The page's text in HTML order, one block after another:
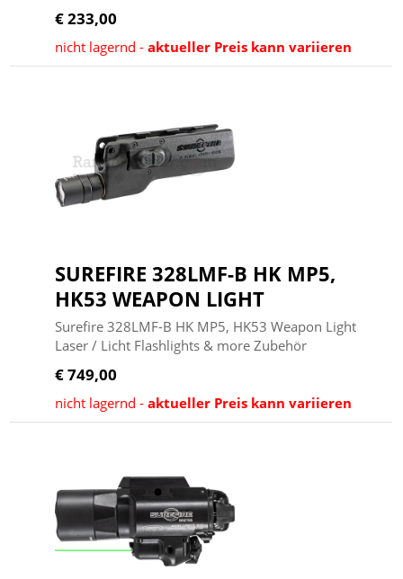
€ 233,00
nicht lagernd -aktueller Preis kann variieren
SUREFIRE 328LMF-B HK MP5,
HK53 WEAPON LIGHT
Surefire 328LMF-B HK MP5, HK53 Weapon Light
Laser / Licht Flashlights & more Zubehör
€ 749,00
nicht lagernd -aktueller Preis kann variieren